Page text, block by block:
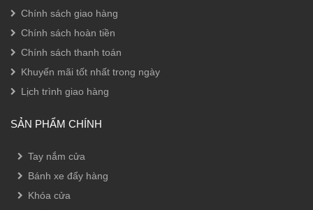
Chính sách giao hàng
Chính sách hoàn tiền
Chính sách thanh toán
Khuyến mãi tốt nhất trong ngày
Lịch trình giao hàng
SẢN PHẨM CHÍNH
Tay nắm cửa
Bánh xe đẩy hàng
Khóa cửa